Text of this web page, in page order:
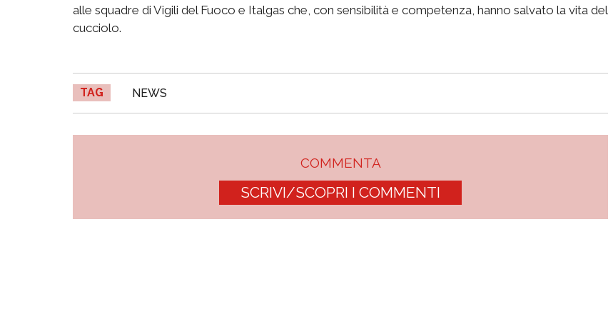
alle squadre di Vigili del Fuoco e Italgas che, con sensibilità e competenza, hanno salvato la vita del
cucciolo.
TAG NEWS
COMMENTA
SCRIVI/SCOPRI I COMMENTI